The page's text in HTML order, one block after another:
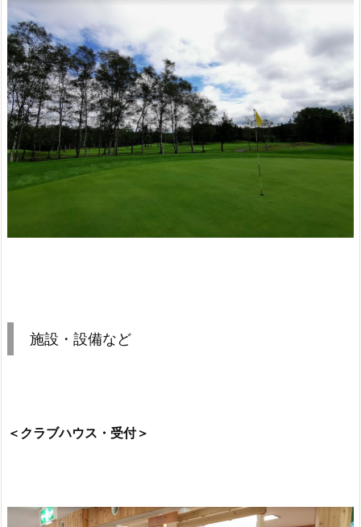
施設・設備など
＜クラブハウス・受付＞